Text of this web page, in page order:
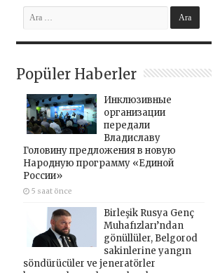
Popüler Haberler
Инклюзивные
организации
передали
Владиславу
Головину предложения в новую
Народную программу «Единой
России»
5 saat önce
Birleşik Rusya Genç
Muhafızları’ndan
gönüllüler, Belgorod
sakinlerine yangın
söndürücüler ve jeneratörler